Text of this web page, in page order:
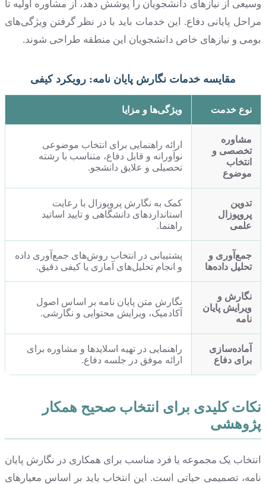
وسیعی از نیازهای دانشجویان را پوشش دهد، از مشاوره اولیه تا
مراحل پایانی دفاع. این خدمات باید با در نظر گرفتن ویژگی‌های
بومی و نیازهای خاص دانشجویان این منطقه طراحی شوند.
مقایسه خدمات نگارش پایان نامه: رویکرد کیفی
نوع خدمت ویژگی‌ها و مزایا
مشاوره
تخصصی و
انتخاب
موضوع
ارائه راهنمایی برای انتخاب موضوعی
نوآورانه و قابل دفاع، متناسب با رشته
تحصیلی و علایق دانشجو.
تدوین
پروپوزال
علمی
کمک به نگارش پروپوزال با رعایت
استانداردهای دانشگاهی و تایید اساتید
راهنما.
جمع‌آوری و
تحلیل داده‌ها
پشتیبانی در انتخاب روش‌های جمع‌آوری داده
و انجام تحلیل‌های آماری یا کیفی دقیق.
نگارش و
ویرایش پایان
نامه
نگارش متن پایان نامه بر اساس اصول
آکادمیک، ویرایش محتوایی و نگارشی.
آماده‌سازی
برای دفاع
راهنمایی در تهیه اسلایدها و مشاوره برای
ارائه موفق در جلسه دفاع.
نکات کلیدی برای انتخاب صحیح همکار
پژوهشی
انتخاب یک مجموعه یا فرد مناسب برای همکاری در نگارش پایان
نامه، تصمیمی حیاتی است. این انتخاب باید بر اساس معیارهای